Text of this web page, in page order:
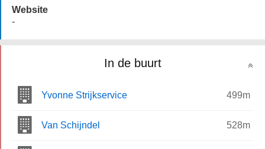
Website
-
In de buurt
Yvonne Strijkservice 499m
Van Schijndel 528m